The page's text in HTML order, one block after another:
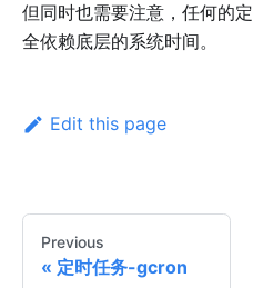
但同时也需要注意，任何的
全依赖底层的系统时间。
Edit this page
Previous
定时任务-gcron